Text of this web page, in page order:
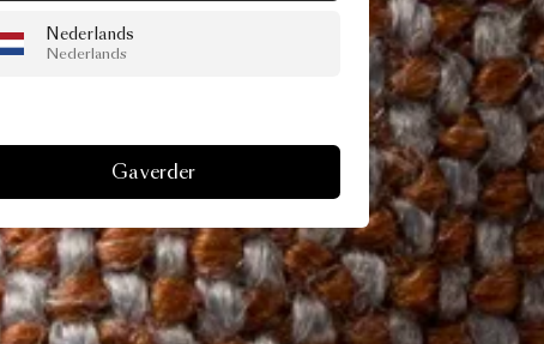
Nederlands
Nederlands
Ga verder